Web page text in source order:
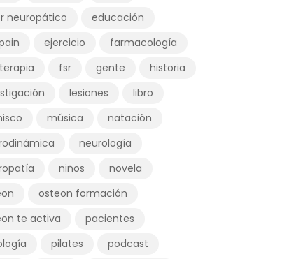
neuropático
educación
ejercicio
farmacología
fsr gente
historia
lesiones
libro
música
natación
neurología
niños
novela
osteon formación
te activa
pacientes
pilates
podcast